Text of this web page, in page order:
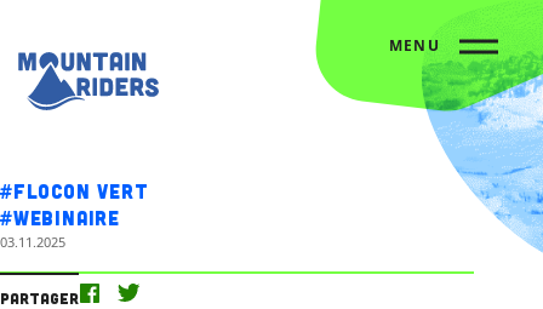
MENU
#Flocon vert
#Webinaire
03.11.2025
Partager